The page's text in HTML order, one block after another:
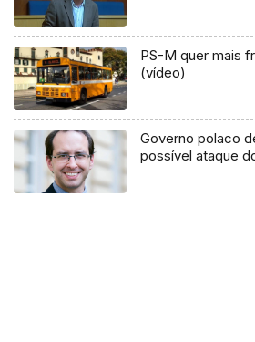
PS-M quer mais
(vídeo)
Governo polaco
possível ataque